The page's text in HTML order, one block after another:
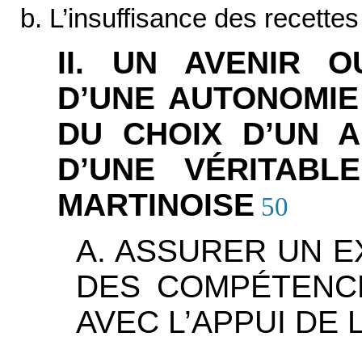
b. L’insuffisance des
II. UN AVENIR
D’UNE
DU CHOIX D’UN
D’UNE
MARTINOISE 50
A. ASSURER UN
DES
AVEC L’APPUI DE